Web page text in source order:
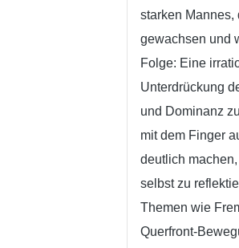
starken Mannes,
gewachsen und
Folge: Eine
Unterdrückung
und Dominanz
mit dem Finger
deutlich
selbst zu
Themen wie
Querfront-